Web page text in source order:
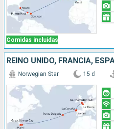
Comidas incluidas
Norwegian Star 15 d